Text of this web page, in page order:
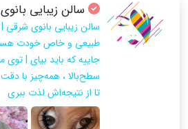
سالن زیبایی
سالن زیبایی بانوی شرقی |
طبیعی و خاص خودت
جاییه که باید بیای |
سطح‌بالا ، همه‌چیز با
تا از نتیجه‌اش لذت ببری